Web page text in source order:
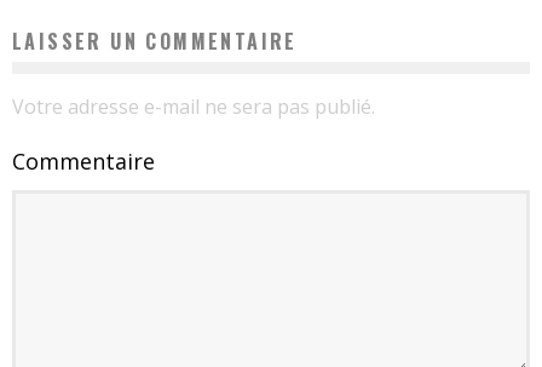
LAISSER UN COMMENTAIRE
Votre adresse e-mail ne sera pas publié.
Commentaire